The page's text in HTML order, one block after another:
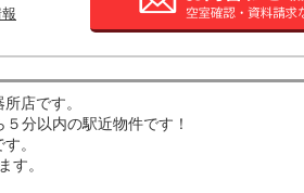
店です。
分以内の駅近物件です！
。
す。